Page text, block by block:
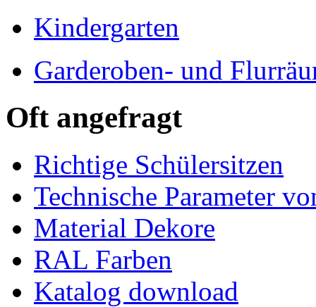
Kindergarten
Garderoben- und
Oft angefragt
Richtige Schülersitzen
Technische Parameter
Material Dekore
RAL Farben
Katalog download